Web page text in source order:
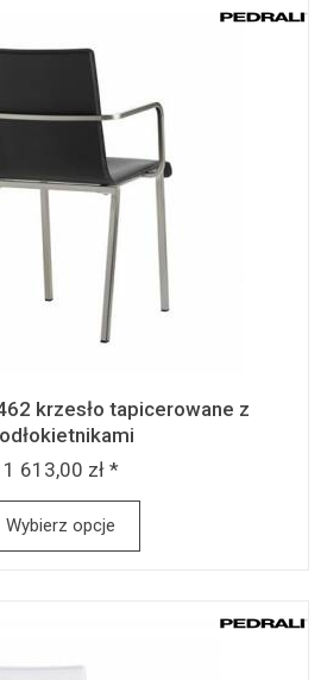
krzesło tapicerowane z
1 613,00 zł *
Wybierz opcje